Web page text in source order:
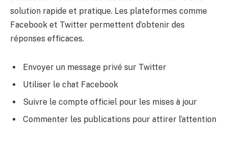
solution rapide et pratique. Les plateformes comme
Facebook et Twitter permettent d’obtenir des
réponses efficaces.
Envoyer un message privé sur Twitter
Utiliser le chat Facebook
Suivre le compte officiel pour les mises à jour
Commenter les publications pour attirer l’attention